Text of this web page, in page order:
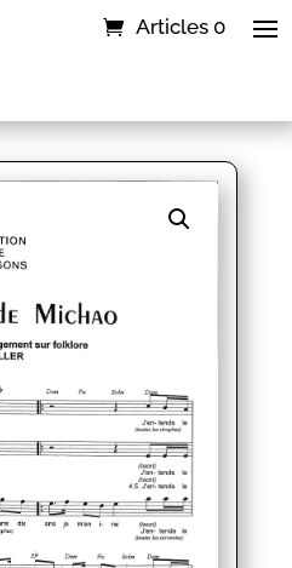
Articles 0